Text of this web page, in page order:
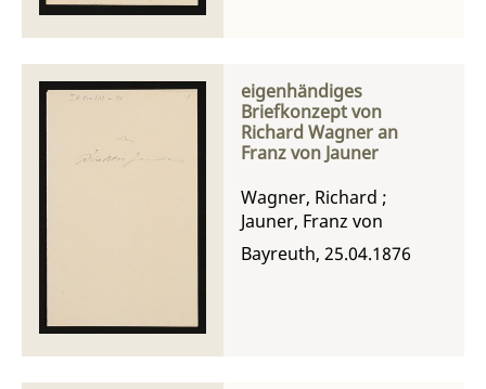
eigenhändiges
Briefkonzept von
Richard Wagner an
Franz von Jauner
Wagner, Richard ;
Jauner, Franz von
Bayreuth, 25.04.1876